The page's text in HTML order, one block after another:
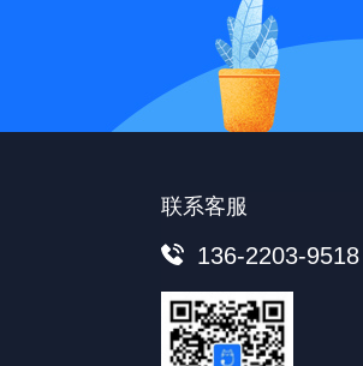
联系客服
136-2203-9518